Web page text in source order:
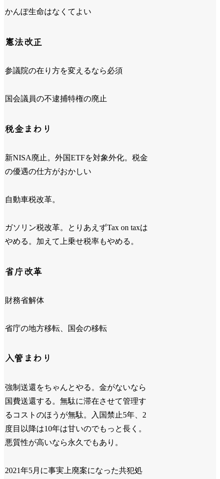
かんぽ生命はなくてよい
憲法改正
参議院の在り方を変えるなら必須
国会議員の不逮捕特権の廃止
税金まわり
新NISA廃止。外国ETFを対象外化。税金
の優遇の仕方がおかしい
自動車税改革。
ガソリン税改革。とりあえずTax on taxは
やめる。加えて上乗せ税率もやめる。
省庁改革
財務省解体
省庁の地方移転、国会の移転
入管まわり
強制送還をちゃんとやる。金がないなら
国費送還する。無駄に滞在させて管理す
るコストのほうが無駄。入国禁止5年、2
度目以降は10年は甘いのでもっと長く。
悪質性が高いなら永久でもあり。
2021年5月に事実上廃案になった共犯処